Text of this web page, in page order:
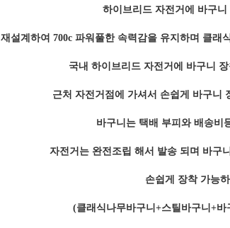
하이브리드 자전거에 바구니
재설계하여 700c 파워풀한 속력감을 유지하며 클래
국내 하이브리드 자전거에 바구니
근처 자전거점에 가셔서 손쉽게 바구니
바구니는 택배 부피와 배송비
자전거는 완전조립 해서 발송 되며 바구
손쉽게 장착 가능
(클래식나무바구니+스틸바구니+